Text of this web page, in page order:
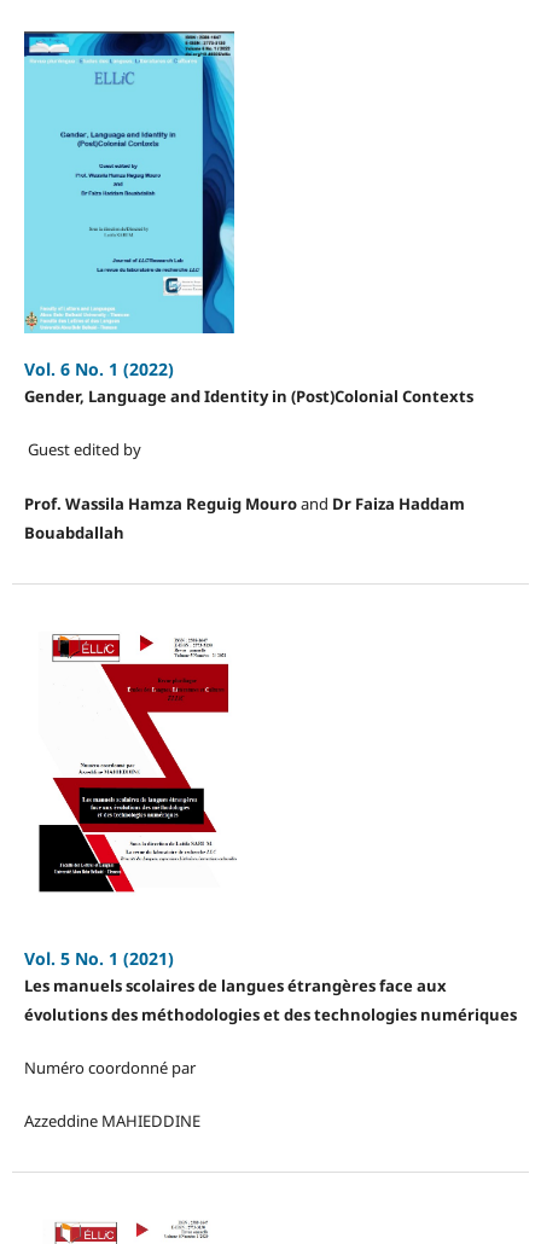
Vol. 6 No. 1 (2022)
Gender, Language and Identity in (Post)Colonial Contexts
Guest edited by
Prof. Wassila Hamza Reguig Mouroand Dr Faiza Haddam
Bouabdallah
Vol. 5 No. 1 (2021)
Les manuels scolaires de langues étrangères face aux
évolutions des méthodologies et des technologies numériques
Numéro coordonné par
Azzeddine MAHIEDDINE